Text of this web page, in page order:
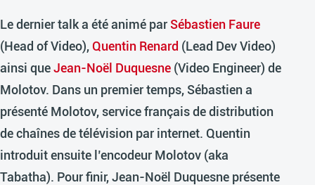
Le dernier talk a été animé par Sébastien Faure
(Head of Video), Quentin Renard (Lead Dev Video)
ainsi queJean-Noël Duquesne (Video Engineer) de
Molotov. Dans un premier temps, Sébastien a
présenté Molotov, service français de distribution
de chaînes de télévision par internet. Quentin
introduit ensuite l’encodeur Molotov (aka
Tabatha). Pour finir, Jean-Noël Duquesne présente